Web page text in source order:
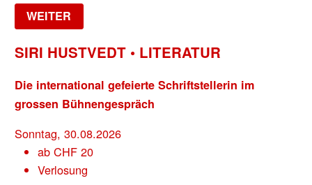
WEITER
SIRI HUSTVEDT • LITERATUR
Die international gefeierte Schriftstellerin im
grossen Bühnengespräch
Sonntag, 30.08.2026
ab CHF20
Verlosung